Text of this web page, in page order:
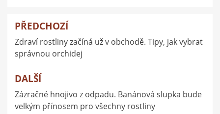
Navigace
pro
příspěvek
PŘEDCHOZÍ
Zdraví rostliny začíná už v obchodě. Tipy, jak vybrat
správnou orchidej
DALŠÍ
Zázračné hnojivo z odpadu. Banánová slupka bude
velkým přínosem pro všechny rostliny